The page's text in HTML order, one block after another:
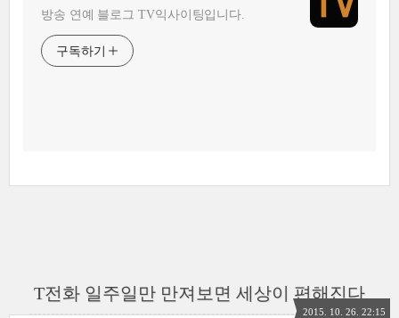
방송 연예 블로그 TV익사이팅입니다.
구독하기
T전화 일주일만 만져보면 세상이 편해진다
2015. 10. 26. 22:15